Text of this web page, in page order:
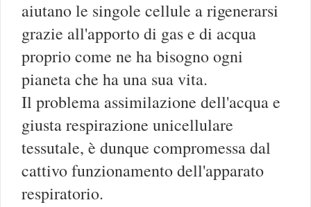
aiutano le singole cellule a rigenerarsi
grazie all'apporto di gas e di acqua
proprio come ne ha bisogno ogni
pianeta che ha una sua vita.
Il problema assimilazione dell'acqua e
giusta respirazione unicellulare
tessutale, è dunque compromessa dal
cattivo funzionamento dell'apparato
respiratorio.